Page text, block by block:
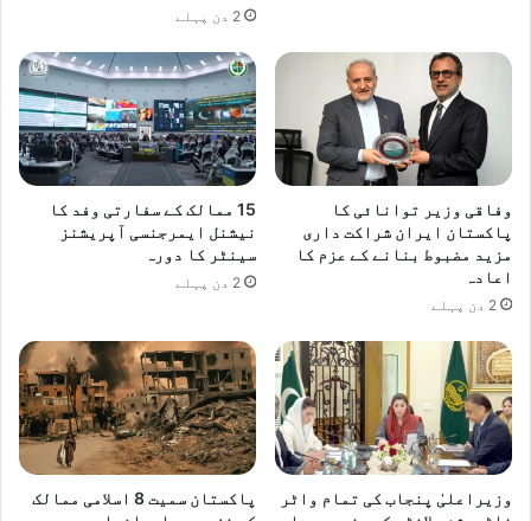
2 دن پہلے
وفاقی وزیر توانائی کا
پاکستان ایران شراکت داری
مزید مضبوط بنانے کے عزم کا
اعادہ
2 دن پہلے
15 ممالک کے سفارتی وفد کا
نیشنل ایمرجنسی آپریشنز
سینٹر کا دورہ
2 دن پہلے
وزیراعلیٰ پنجاب کی تمام واٹر
پاکستان سمیت 8 اسلامی ممالک